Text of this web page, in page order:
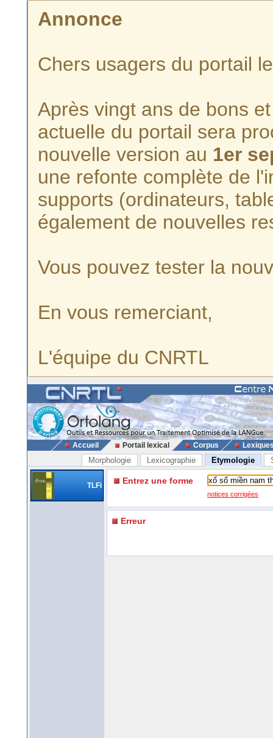
Annonce
Chers usagers du portail
Après vingt ans de bons
actuelle du portail sera
nouvelle version au 1er
une refonte complète de
supports (ordinateurs,
également de nouvelles
Vous pouvez tester la
En vous remerciant,
L'équipe du CNRTL
Accueil Portail lexical Corpus
Morphologie Lexicographie Etymologie
TLFi Entrez une forme
notices corrigées
Erreur